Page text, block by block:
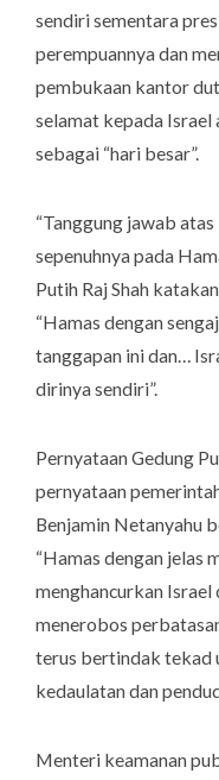
sendiri sementara
perempuannya dan
pembukaan kantor
selamat kepada Israel
sebagai “hari besar”.
“Tanggung jawab
sepenuhnya pada
Putih Raj Shah
“Hamas dengan
tanggapan ini dan…
dirinya sendiri”.
Pernyataan Gedung
pernyataan
Benjamin Netanyahu
“Hamas dengan jelas
menghancurkan
menerobos
terus bertindak tekad
kedaulatan dan
Menteri keamanan